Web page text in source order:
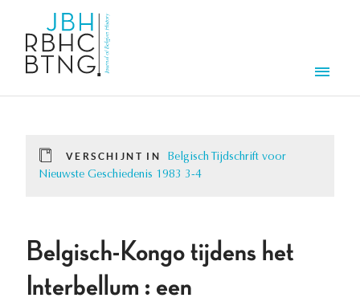
VERSCHIJNT IN
Belgisch Tijdschrift voor
Nieuwste Geschiedenis 1983 3-4
Belgisch-Kongo tijdens het
Interbellum : een